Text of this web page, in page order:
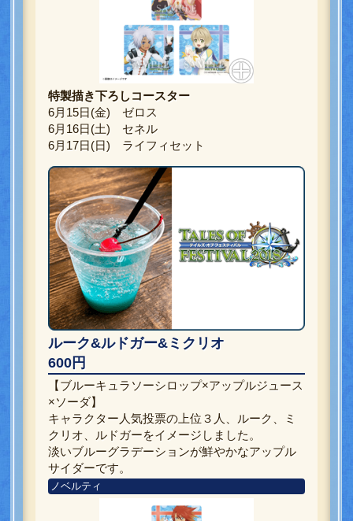
特製描き下ろしコースター
6月15日(金) ゼロス
6月16日(土) セネル
6月17日(日) ライフィセット
ルーク&ルドガー&ミクリオ
600円
【ブルーキュラソーシロップ×アップルジュース
×ソーダ】
キャラクター人気投票の上位３人、ルーク、ミ
クリオ、ルドガーをイメージしました。
淡いブルーグラデーションが鮮やかなアップル
サイダーです。
ノベルティ